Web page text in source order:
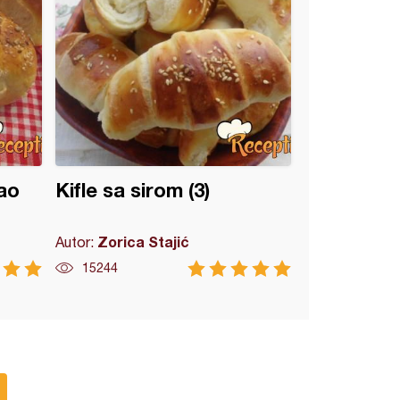
Kifle sa sirom (3)
Autor: Zorica Stajić
15244